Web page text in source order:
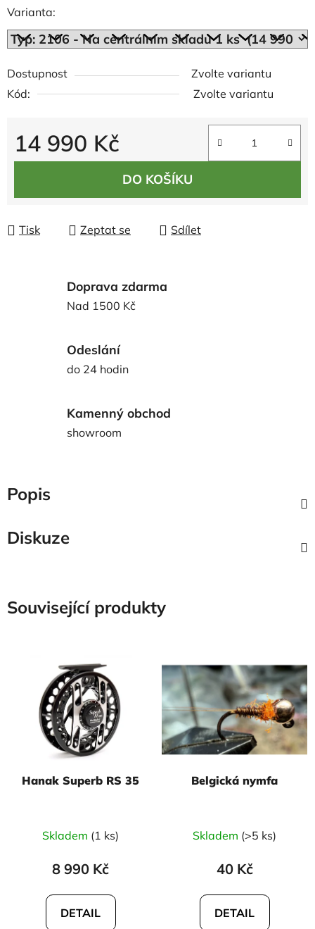
Varianta:
Dostupnost
Zvolte variantu
Kód:
Zvolte variantu
14 990 Kč
Měrná cena:
DO KOŠÍKU
Tisk Zeptat se Sdílet
Doprava zdarma
Nad 1500 Kč
Odeslání
do 24 hodin
Kamenný obchod
showroom
Popis
Diskuze
Související produkty
Hanak Superb RS 35
Skladem (1 ks)
8 990 Kč
DETAIL
Belgická nymfa
Skladem (>5 ks)
40 Kč
DETAIL